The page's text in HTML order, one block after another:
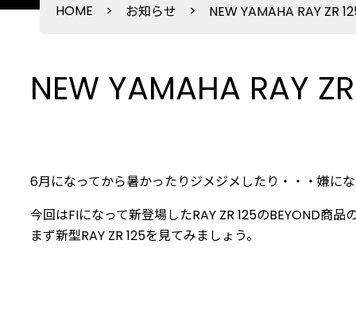
HOME > お知らせ > NEW YAMAHA RAY ZR
NEW YAMAHA RAY
6月になってから暑かったりジメジメしたり・・・嫌に
今回はFIになって新登場したRAY ZR 125のBEYOND商品
まず新型RAY ZR 125を見てみましょう。